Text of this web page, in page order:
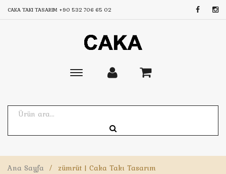
CAKA TAKI TASARIM +90 532 706 65 02
Toggle
Ana Sayfa / zümrüt | Caka Takı Tasarım